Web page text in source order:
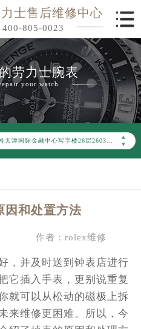
士售后维修中心
400-805-0023
劳力士腕表
your watch
▲
▼
后服务网络优化升级公告
方售后客户服务热线：400-805-0023
中心最新网点地址：
天津市和平区赤峰道136号天津国际金融中心26层2603室劳力士售后服务中心（需提前预约）
因和处置方法
作者：rolex维修
，并及时送到钟表店进行
它插入手表，更别说重复
就可以从松动的磁极上拆
来维修更困难。所以，今